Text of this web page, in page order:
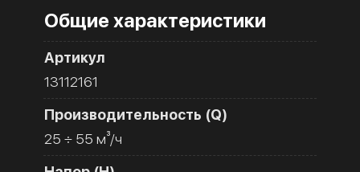
Общие характеристики
Артикул
13112161
Производительность (Q)
25 ÷ 55 м³/ч